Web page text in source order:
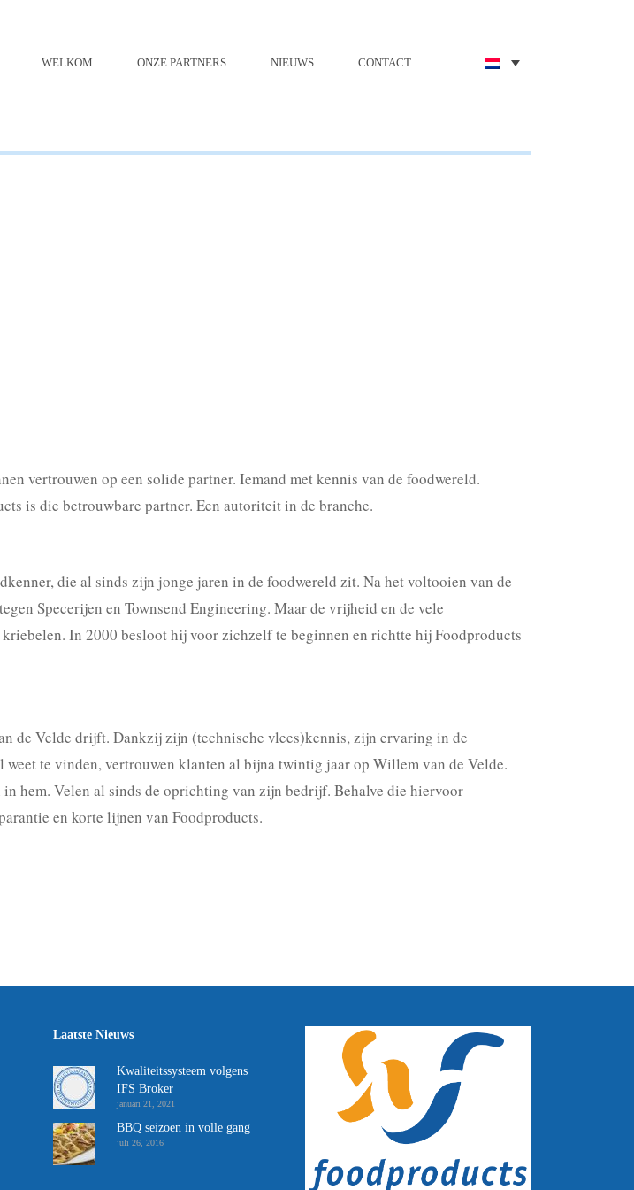
WELKOM ONZE PARTNERS NIEUWS CONTACT
vertrouwen op een solide partner. Iemand met kennis van de foodwereld.
is die betrouwbare partner. Een autoriteit in de branche.
die al sinds zijn jonge jaren in de foodwereld zit. Na het voltooien van de
Specerijen en Townsend Engineering. Maar de vrijheid en de vele
In 2000 besloot hij voor zichzelf te beginnen en richtte hij Foodproducts
de Velde drijft. Dankzij zijn (technische vlees)kennis, zijn ervaring in de
te vinden, vertrouwen klanten al bijna twintig jaar op Willem van de Velde.
hem. Velen al sinds de oprichting van zijn bedrijf. Behalve die hiervoor
en korte lijnen van Foodproducts.
Laatste Nieuws
Kwaliteitssysteem volgens
IFS Broker
januari 21, 2021
BBQ seizoen in volle gang
juli 26, 2016